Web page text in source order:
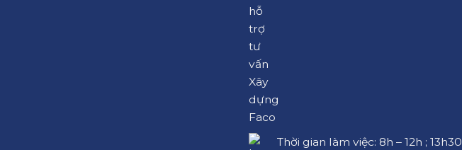
Thời gian làm việc: 8h – 12h ; 13h30